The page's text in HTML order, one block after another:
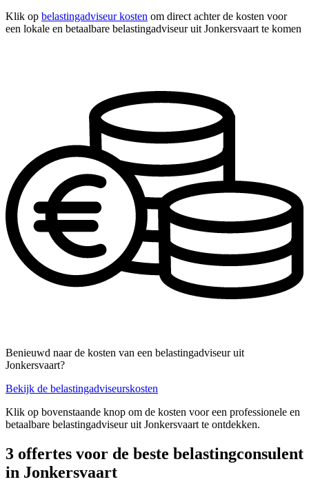
Klik op belastingadviseur kosten om direct achter de kosten voor
een lokale en betaalbare belastingadviseur uit Jonkersvaart te komen
Benieuwd naar de kosten van een belastingadviseur uit
Jonkersvaart?
Bekijk de belastingadviseurskosten
Klik op bovenstaande knop om de kosten voor een professionele en
betaalbare belastingadviseur uit Jonkersvaart te ontdekken.
3 offertes voor de beste belastingconsulent
in Jonkersvaart